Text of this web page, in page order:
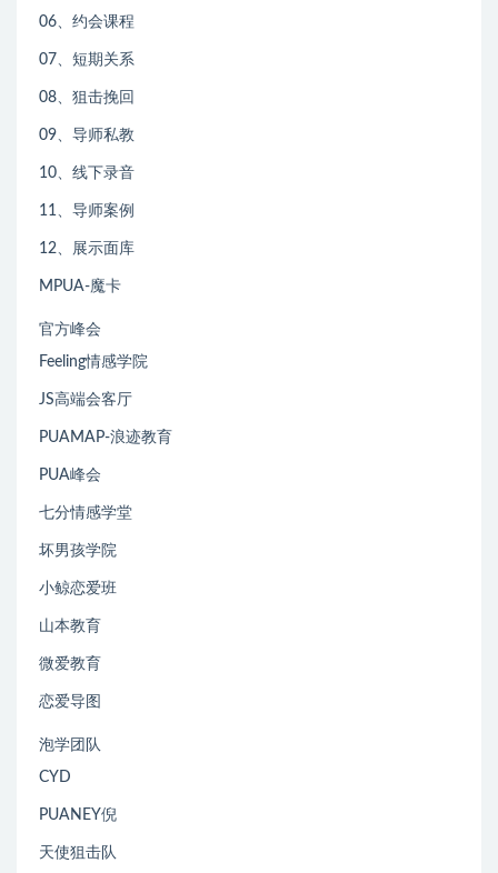
06、约会课程
07、短期关系
08、狙击挽回
09、导师私教
10、线下录音
11、导师案例
12、展示面库
MPUA-魔卡
官方峰会
Feeling情感学院
JS高端会客厅
PUAMAP-浪迹教育
PUA峰会
七分情感学堂
坏男孩学院
小鲸恋爱班
山本教育
微爱教育
恋爱导图
泡学团队
CYD
PUANEY倪
天使狙击队